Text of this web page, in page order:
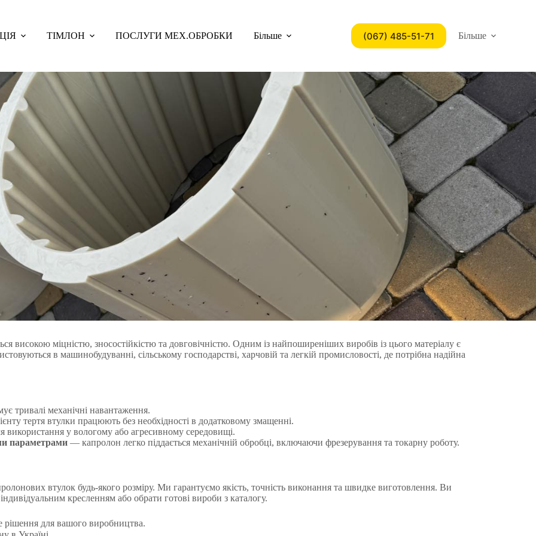
ТІМЛОН ПОСЛУГИ МЕХ.ОБРОБКИ Більше (067) 485-51-71 Більше
високою міцністю, зносостійкістю та довговічністю. Одним із найпоширеніших виробів із цього матеріалу є
в машинобудуванні, сільському господарстві, харчовій та легкій промисловості, де потрібна надійна
тривалі механічні навантаження.
тертя втулки працюють без необхідності в додатковому змащенні.
використання у вологому або агресивному середовищі.
параметрами — капролон легко піддається механічній обробці, включаючи фрезерування та токарну роботу.
втулок будь-якого розміру. Ми гарантуємо якість, точність виконання та швидке виготовлення. Ви
індивідуальним кресленням або обрати готові вироби з каталогу.
рішення для вашого виробництва.